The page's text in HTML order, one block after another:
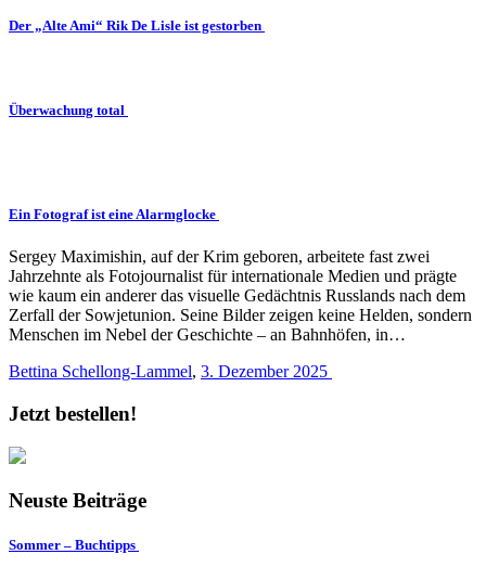
Der „Alte Ami“ Rik De Lisle ist gestorben
Überwachung total
Ein Fotograf ist eine Alarmglocke
Sergey Maximishin, auf der Krim geboren, arbeitete fast zwei
Jahrzehnte als Fotojournalist für internationale Medien und prägte
wie kaum ein anderer das visuelle Gedächtnis Russlands nach dem
Zerfall der Sowjetunion. Seine Bilder zeigen keine Helden, sondern
Menschen im Nebel der Geschichte – an Bahnhöfen, in…
Bettina Schellong-Lammel, 3. Dezember 2025
Jetzt bestellen!
Neuste Beiträge
Sommer – Buchtipps